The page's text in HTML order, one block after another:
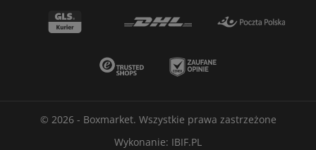
© 2026 - Boxmarket. Wszystkie prawa zastrzeżone
Wykonanie: IBIF.PL